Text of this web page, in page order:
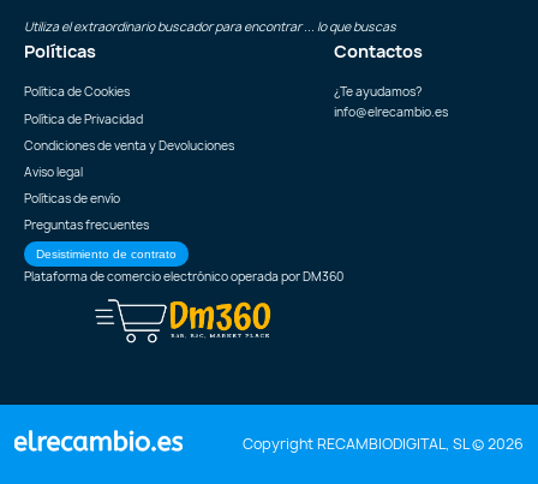
Utiliza el extraordinario buscador para encontrar ... lo que buscas
Políticas
Política de Cookies
Política de Privacidad
Condiciones de venta y Devoluciones
Aviso legal
Políticas de envío
Preguntas frecuentes
Desistimiento de contrato
Contactos
¿Te ayudamos?
info@elrecambio.es
Plataforma de comercio electrónico operada porDM360
Copyright RECAMBIODIGITAL, SL © 2026